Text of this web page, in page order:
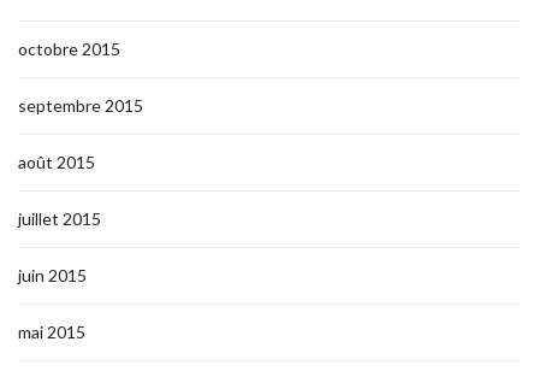
octobre 2015
septembre 2015
août 2015
juillet 2015
juin 2015
mai 2015